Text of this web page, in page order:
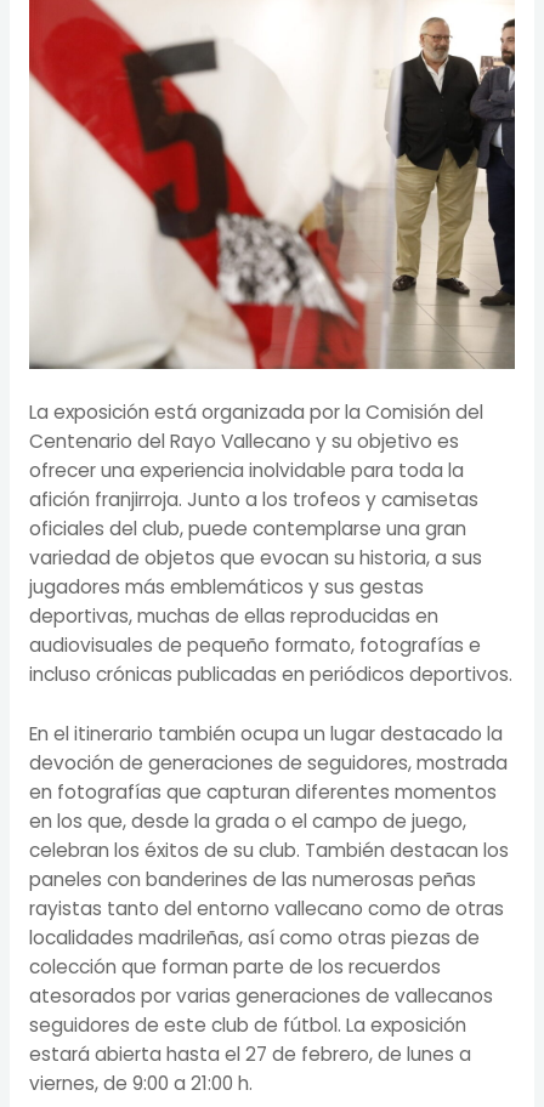
La exposición está organizada por la Comisión del
Centenario del Rayo Vallecano y su objetivo es
ofrecer una experiencia inolvidable para toda la
afición franjirroja. Junto a los trofeos y camisetas
oficiales del club, puede contemplarse una gran
variedad de objetos que evocan su historia, a sus
jugadores más emblemáticos y sus gestas
deportivas, muchas de ellas reproducidas en
audiovisuales de pequeño formato, fotografías e
incluso crónicas publicadas en periódicos deportivos.
En el itinerario también ocupa un lugar destacado la
devoción de generaciones de seguidores, mostrada
en fotografías que capturan diferentes momentos
en los que, desde la grada o el campo de juego,
celebran los éxitos de su club. También destacan los
paneles con banderines de las numerosas peñas
rayistas tanto del entorno vallecano como de otras
localidades madrileñas, así como otras piezas de
colección que forman parte de los recuerdos
atesorados por varias generaciones de vallecanos
seguidores de este club de fútbol. La exposición
estará abierta hasta el 27 de febrero, de lunes a
viernes, de 9:00 a 21:00 h.